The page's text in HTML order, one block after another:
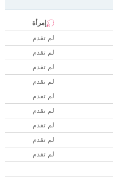
إمرأة
لم تقدم
لم تقدم
لم تقدم
لم تقدم
لم تقدم
لم تقدم
لم تقدم
لم تقدم
لم تقدم